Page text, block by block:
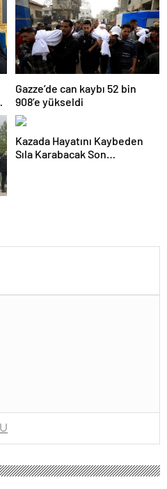
Gazze’de can kaybı 52 bin
908’e yükseldi
Kazada Hayatını Kaybeden
Sıla Karabacak Son